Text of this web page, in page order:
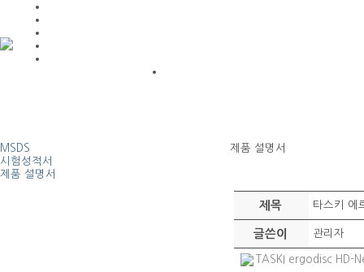
MSDS
시험성적서
제품 설명서
제품 설명서
제목 타스키 에
글쓴이 관리자
TASKI ergodisc HD-